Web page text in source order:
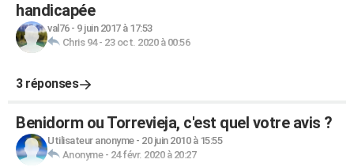
handicapée
val76- 9 juin 2017 à 17:53
Chris 94- 23 oct. 2020 à 00:56
3 réponses
Benidorm ou Torrevieja, c'est quel votre avis ?
Utilisateur anonyme- 20 juin 2010 à 15:55
Anonyme- 24 févr. 2020 à 20:27